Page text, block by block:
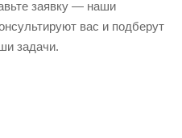
заявку — наши
вас и подберут
задачи.